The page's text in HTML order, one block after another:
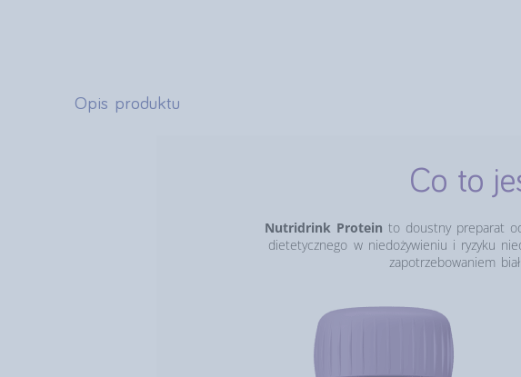
Opis produktu
Co to
Nutridrink Protein to doustny preparat
dietetycznego w niedożywieniu i ryzyku
zapotrzebowaniem